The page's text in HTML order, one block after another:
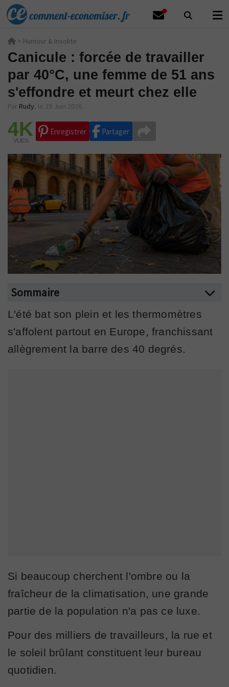
> Humour & Insolite
Canicule : forcée de travailler
par 40°C, une femme de 51 ans
s'effondre et meurt chez elle
Par Rudy, le 29 Juin 2026
4K
VUES
Enregistrer Partager
Sommaire
L'été bat son plein et les thermomètres
s'affolent partout en Europe, franchissant
allègrement la barre des 40 degrés.
Si beaucoup cherchent l'ombre ou la
fraîcheur de la climatisation, une grande
partie de la population n'a pas ce luxe.
Pour des milliers de travailleurs, la rue et
le soleil brûlant constituent leur bureau
quotidien.